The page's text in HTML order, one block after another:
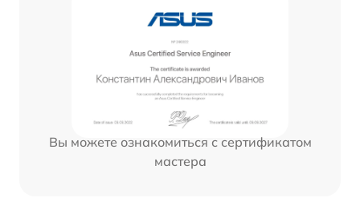
Вы можете ознакомиться с сертификатом
мастера